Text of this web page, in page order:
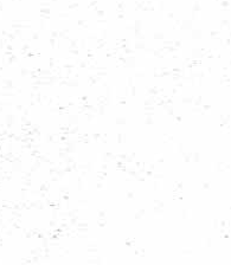
vrienden! Bløkpop Vlierden